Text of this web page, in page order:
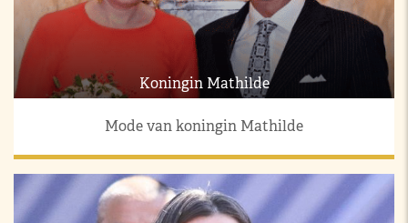
Koningin Mathilde
Mode van koningin Mathilde